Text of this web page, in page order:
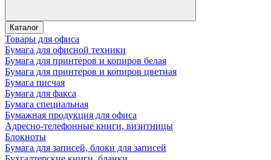
Каталог
Товары для офиса
Бумага для офисной техники
Бумага для принтеров и копиров белая
Бумага для принтеров и копиров цветная
Бумага писчая
Бумага для факса
Бумага специальная
Бумажная продукция для офиса
Адресно-телефонные книги, визитницы
Блокноты
Бумага для записей, блоки для записей